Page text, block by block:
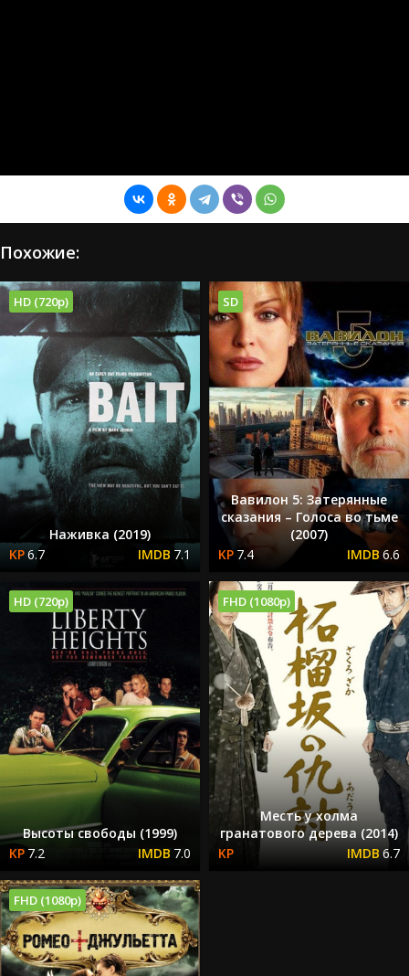
Похожие:
HD (720p)
Наживка (2019)
6.7
7.1
SD
Вавилон 5: Затерянные
сказания – Голоса во тьме
(2007)
7.4
6.6
HD (720p)
Высоты свободы (1999)
7.2
7.0
FHD (1080p)
Месть у холма
гранатового дерева (2014)
6.7
FHD (1080p)